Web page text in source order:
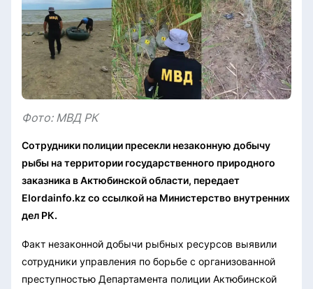
Фото: МВД РК
Сотрудники полиции пресекли незаконную добычу
рыбы на территории государственного природного
заказника в Актюбинской области, передает
Elordainfo.kz со ссылкой на Министерство внутренних
дел РК.
Факт незаконной добычи рыбных ресурсов выявили
сотрудники управления по борьбе с организованной
преступностью Департамента полиции Актюбинской